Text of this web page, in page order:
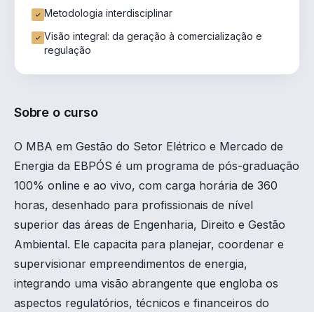
Metodologia interdisciplinar
Visão integral: da geração à comercialização e
regulação
Sobre o curso
O MBA em Gestão do Setor Elétrico e Mercado de
Energia da EBPÓS é um programa de pós-graduação
100% online e ao vivo, com carga horária de 360
horas, desenhado para profissionais de nível
superior das áreas de Engenharia, Direito e Gestão
Ambiental. Ele capacita para planejar, coordenar e
supervisionar empreendimentos de energia,
integrando uma visão abrangente que engloba os
aspectos regulatórios, técnicos e financeiros do